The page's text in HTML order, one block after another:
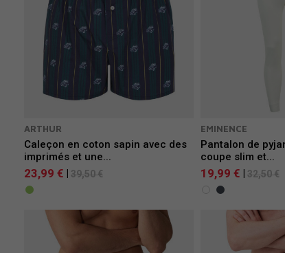
ARTHUR
Caleçon en coton sapin avec des
imprimés et une...
23,99 € 39,50 €
EMINENCE
Pantalon de
coupe slim et...
19,99 € 32,50 €